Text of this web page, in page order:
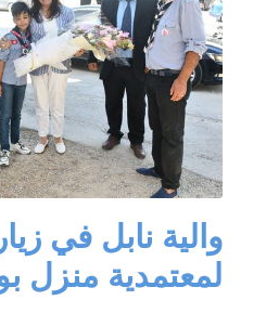
والية نابل في
لمعتمدية منزل